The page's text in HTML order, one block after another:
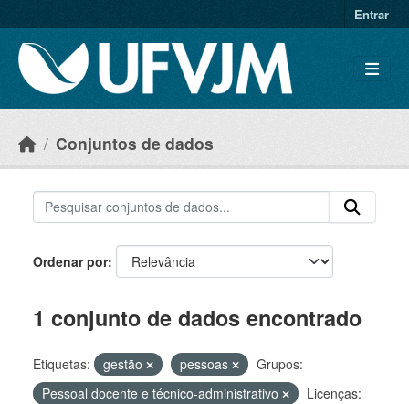
Entrar
Conjuntos de dados
Ordenar por
1 conjunto de dados encontrado
Etiquetas: gestão pessoas
Grupos:
Pessoal docente e técnico-administrativo
Licenças: